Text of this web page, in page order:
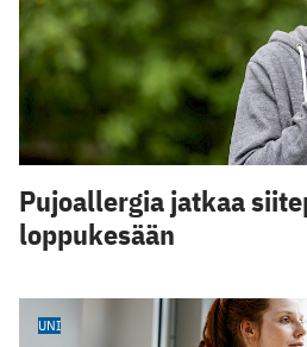
Pujoallergia jatkaa
loppukesään
UNI